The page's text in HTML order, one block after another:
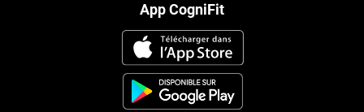
App CogniFit